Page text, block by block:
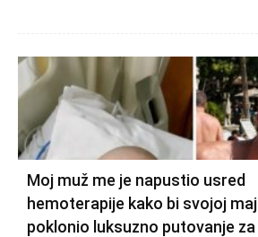
Moj muž me je napustio usred
hemoterapije kako bi svojoj
poklonio luksuzno putovanje za